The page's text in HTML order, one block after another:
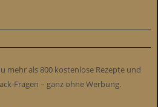
mehr als 800 kostenlose Rezepte und
Fragen – ganz ohne Werbung.